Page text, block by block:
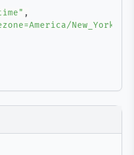
,
New_York"